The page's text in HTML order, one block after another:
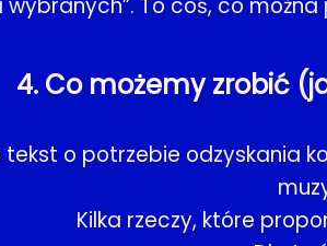
To coś, co
4. Co możemy zrobić
tekst o potrzebie odzyskania
Kilka rzeczy, które